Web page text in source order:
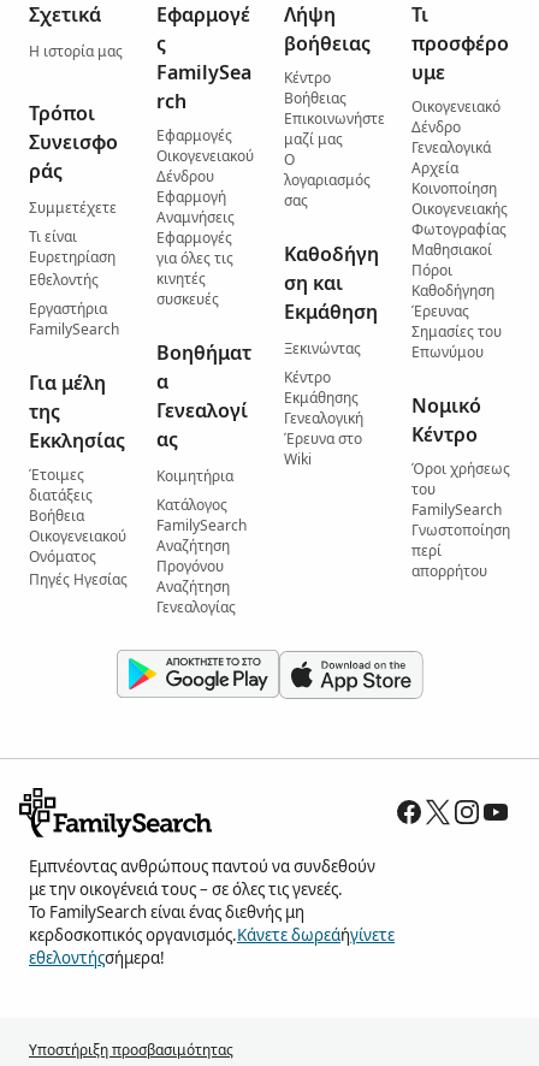
Σχετικά
Η ιστορία μας
Τρόποι
Συνεισφο
ράς
Συμμετέχετε
Τι είναι
Ευρετηρίαση
Εθελοντής
Εργαστήρια
FamilySearch
Για μέλη
της
Εκκλησίας
Έτοιμες
διατάξεις
Βοήθεια
Οικογενειακού
Ονόματος
Πηγές Ηγεσίας
Εφαρμογέ
ς
FamilySea
rch
Εφαρμογές
Οικογενειακού
Δένδρου
Εφαρμογή
Αναμνήσεις
Εφαρμογές
για όλες τις
κινητές
συσκευές
Βοηθήματ
α
Γενεαλογί
ας
Κοιμητήρια
Κατάλογος
FamilySearch
Αναζήτηση
Προγόνου
Αναζήτηση
Γενεαλογίας
Λήψη
βοήθειας
Κέντρο
Βοήθειας
Επικοινωνήστε
μαζί μας
Ο
λογαριασμός
σας
Καθοδήγη
ση και
Εκμάθηση
Ξεκινώντας
Κέντρο
Εκμάθησης
Γενεαλογική
Έρευνα στο
Wiki
Τι
προσφέρο
υμε
Οικογενειακό
Δένδρο
Γενεαλογικά
Αρχεία
Κοινοποίηση
Οικογενειακής
Φωτογραφίας
Μαθησιακοί
Πόροι
Καθοδήγηση
Έρευνας
Σημασίες του
Επωνύμου
Νομικό
Κέντρο
Όροι χρήσεως
του
FamilySearch
Γνωστοποίηση
περί
απορρήτου
Εμπνέοντας ανθρώπους παντού να συνδεθούν
με την οικογένειά τους – σε όλες τις γενεές.
Το FamilySearch είναι ένας διεθνής μη
κερδοσκοπικός οργανισμός.Κάνετε δωρεάήγίνετε
εθελοντήςσήμερα!
Υποστήριξη προσβασιμότητας